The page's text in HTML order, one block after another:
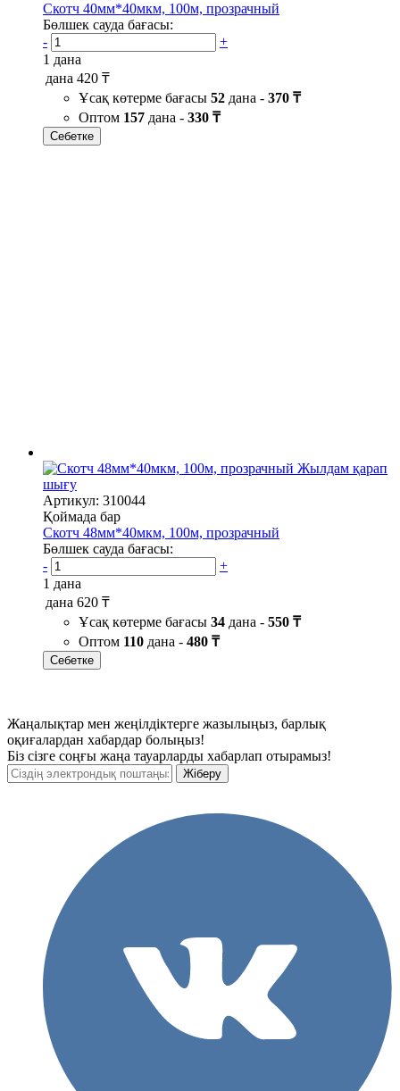
Скотч 40мм*40мкм, 100м, прозрачный
Бөлшек сауда бағасы:
-
+
1 дана
дана 420 ₸
Ұсақ көтерме бағасы 52 дана - 370 ₸
Оптом 157 дана - 330 ₸
Себетке
Жылдам қарап
шығу
Артикул: 310044
Қоймада бар
Скотч 48мм*40мкм, 100м, прозрачный
Бөлшек сауда бағасы:
-
+
1 дана
дана 620 ₸
Ұсақ көтерме бағасы 34 дана - 550 ₸
Оптом 110 дана - 480 ₸
Себетке
Жаңалықтар мен жеңілдіктерге жазылыңыз, барлық
оқиғалардан хабардар болыңыз!
Біз сізге соңғы жаңа тауарларды хабарлап отырамыз!